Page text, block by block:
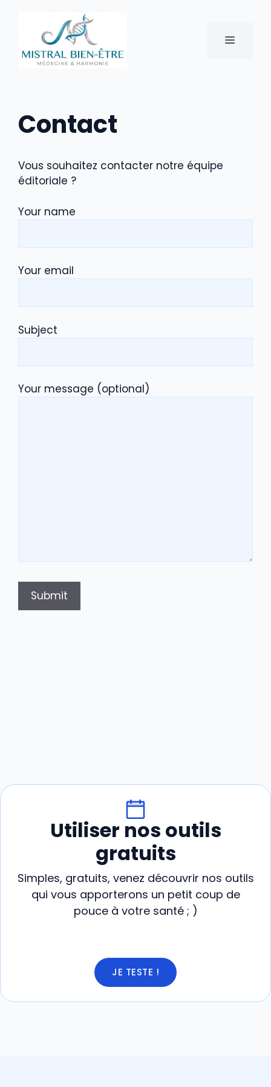
contenu
MENU
Contact
Vous souhaitez contacter notre équipe
éditoriale ?
Your name
Your email
Subject
Your message (optional)
Utiliser nos outils
gratuits
Simples, gratuits, venez découvrir nos outils
qui vous apporterons un petit coup de
pouce à votre santé ; )
JE TESTE !